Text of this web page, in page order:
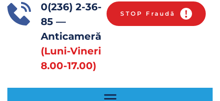
0(236) 2-36-
85 —
(Luni-Vineri
8.00-17.00)
STOP Fraudă